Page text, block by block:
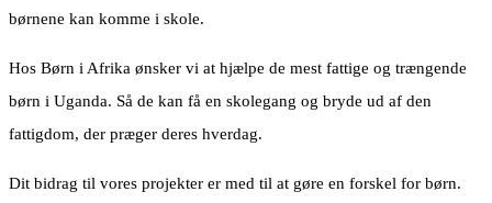
børnene kan komme i skole.
Hos Børn i Afrika ønsker vi at hjælpe de mest fattige og trængende
børn i Uganda. Så de kan få en skolegang og bryde ud af den
fattigdom, der præger deres hverdag.
Dit bidrag til vores projekter er med til at gøre en forskel for børn.